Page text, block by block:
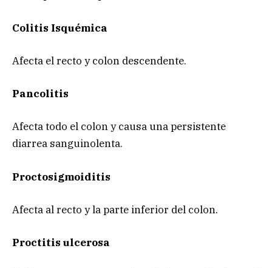
Colitis Isquémica
Afecta el recto y colon descendente.
Pancolitis
Afecta todo el colon y causa una persistente
diarrea sanguinolenta.
Proctosigmoiditis
Afecta al recto y la parte inferior del colon.
Proctitis ulcerosa